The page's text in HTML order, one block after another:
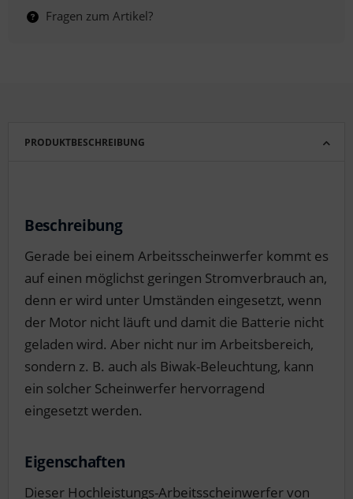
Fragen zum Artikel?
PRODUKTBESCHREIBUNG
Beschreibung
Gerade bei einem Arbeitsscheinwerfer kommt es
auf einen möglichst geringen Stromverbrauch an,
denn er wird unter Umständen eingesetzt, wenn
der Motor nicht läuft und damit die Batterie nicht
geladen wird. Aber nicht nur im Arbeitsbereich,
sondern z. B. auch als Biwak-Beleuchtung, kann
ein solcher Scheinwerfer hervorragend
eingesetzt werden.
Eigenschaften
Dieser Hochleistungs-Arbeitsscheinwerfer von